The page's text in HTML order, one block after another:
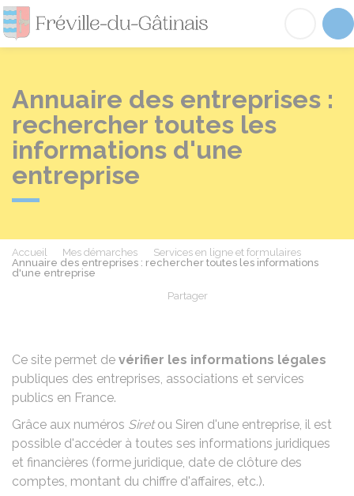
Fréville-du-
Annuaire des entreprises :
rechercher toutes les
informations d'une
entreprise
Accueil Mes démarches
Services en ligne et formulaires
Annuaire des entreprises : rechercher toutes les informations
d'une entreprise
Partager
Ce site permet de vérifier les informations légales
publiques des entreprises, associations et services
publics en France.
Grâce aux numéros Siretou Siren d'une entreprise, il est
possible d'accéder à toutes ses informations juridiques
et financières (forme juridique, date de clôture des
comptes, montant du chiffre d'affaires, etc.).